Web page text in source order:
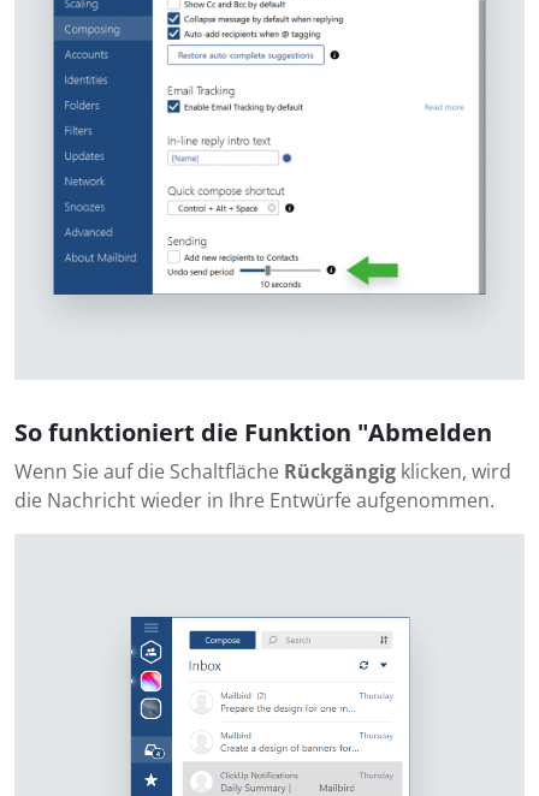
So funktioniert die Funktion "Abmelden
Wenn Sie auf die Schaltfläche Rückgängig klicken, wird
die Nachricht wieder in Ihre Entwürfe aufgenommen.